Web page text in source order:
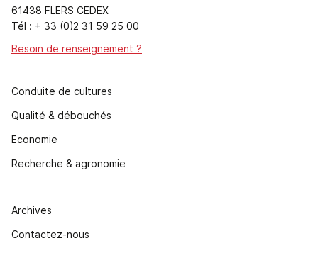
61438 FLERS CEDEX
Tél : + 33 (0)2 31 59 25 00
Besoin de renseignement ?
Conduite de cultures
Qualité & débouchés
Economie
Recherche & agronomie
Archives
Contactez-nous